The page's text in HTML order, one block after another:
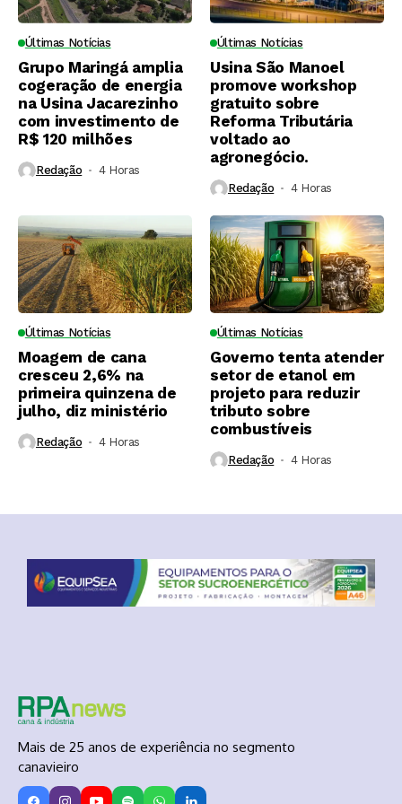
Últimas Notícias
Grupo Maringá amplia
cogeração de energia
na Usina Jacarezinho
com investimento de
R$ 120 milhões
Redação 4 Horas ⁮
Últimas Notícias
Usina São Manoel
promove workshop
gratuito sobre
Reforma Tributária
voltado ao
agronegócio.
Redação 4 Horas ⁮
Últimas Notícias
Moagem de cana
cresceu 2,6% na
primeira quinzena de
julho, diz ministério
Redação 4 Horas ⁮
Últimas Notícias
Governo tenta atender
setor de etanol em
projeto para reduzir
tributo sobre
combustíveis
Redação 4 Horas ⁮
Mais de 25 anos de experiência no segmento
canavieiro